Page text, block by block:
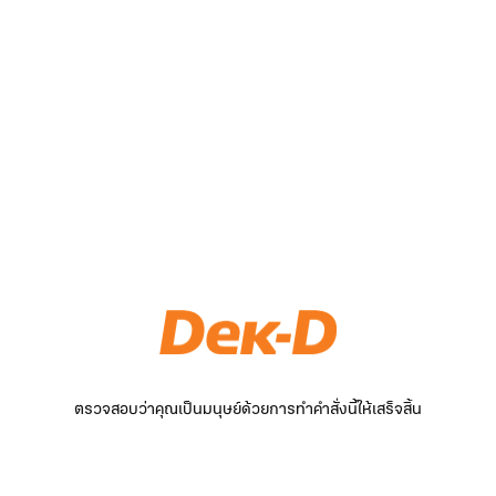
ตรวจสอบว่าคุณเป็นมนุษย์ด้วยการทำคำสั่งนี้ให้เสร็จสิ้น